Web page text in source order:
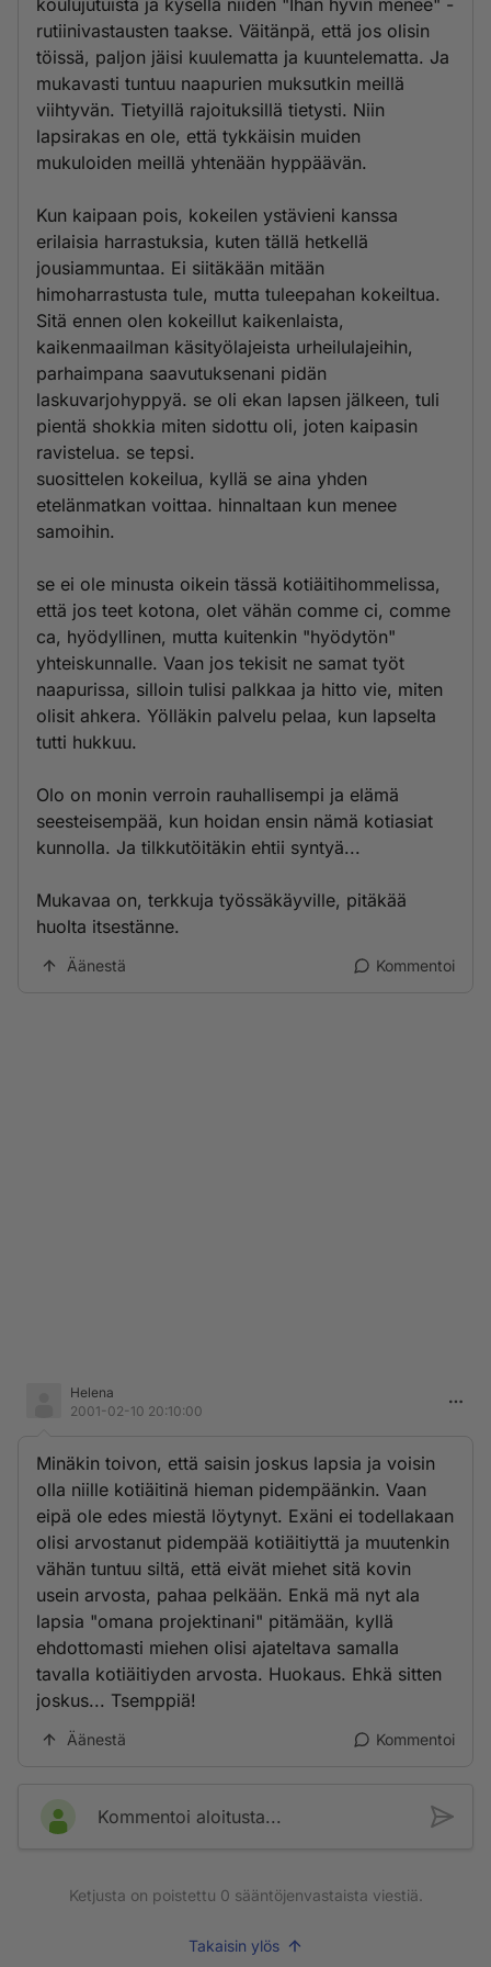
koulujutuista ja kysellä niiden "Ihan hyvin menee" -
rutiinivastausten taakse. Väitänpä, että jos olisin
töissä, paljon jäisi kuulematta ja kuuntelematta. Ja
mukavasti tuntuu naapurien muksutkin meillä
viihtyvän. Tietyillä rajoituksillä tietysti. Niin
lapsirakas en ole, että tykkäisin muiden
mukuloiden meillä yhtenään hyppäävän.
Kun kaipaan pois, kokeilen ystävieni kanssa
erilaisia harrastuksia, kuten tällä hetkellä
jousiammuntaa. Ei siitäkään mitään
himoharrastusta tule, mutta tuleepahan kokeiltua.
Sitä ennen olen kokeillut kaikenlaista,
kaikenmaailman käsityölajeista urheilulajeihin,
parhaimpana saavutuksenani pidän
laskuvarjohyppyä. se oli ekan lapsen jälkeen, tuli
pientä shokkia miten sidottu oli, joten kaipasin
ravistelua. se tepsi.
suosittelen kokeilua, kyllä se aina yhden
etelänmatkan voittaa. hinnaltaan kun menee
samoihin.
se ei ole minusta oikein tässä kotiäitihommelissa,
että jos teet kotona, olet vähän comme ci, comme
ca, hyödyllinen, mutta kuitenkin "hyödytön"
yhteiskunnalle. Vaan jos tekisit ne samat työt
naapurissa, silloin tulisi palkkaa ja hitto vie, miten
olisit ahkera. Yölläkin palvelu pelaa, kun lapselta
tutti hukkuu.
Olo on monin verroin rauhallisempi ja elämä
seesteisempää, kun hoidan ensin nämä kotiasiat
kunnolla. Ja tilkkutöitäkin ehtii syntyä...
Mukavaa on, terkkuja työssäkäyville, pitäkää
huolta itsestänne.
Äänestä Kommentoi
Helena
2001-02-10 20:10:00
Minäkin toivon, että saisin joskus lapsia ja voisin
olla niille kotiäitinä hieman pidempäänkin. Vaan
eipä ole edes miestä löytynyt. Exäni ei todellakaan
olisi arvostanut pidempää kotiäitiyttä ja muutenkin
vähän tuntuu siltä, että eivät miehet sitä kovin
usein arvosta, pahaa pelkään. Enkä mä nyt ala
lapsia "omana projektinani" pitämään, kyllä
ehdottomasti miehen olisi ajateltava samalla
tavalla kotiäitiyden arvosta. Huokaus. Ehkä sitten
joskus... Tsemppiä!
Äänestä Kommentoi
Kommentoi aloitusta...
Ketjusta on poistettu 0 sääntöjenvastaista viestiä.
Takaisin ylös